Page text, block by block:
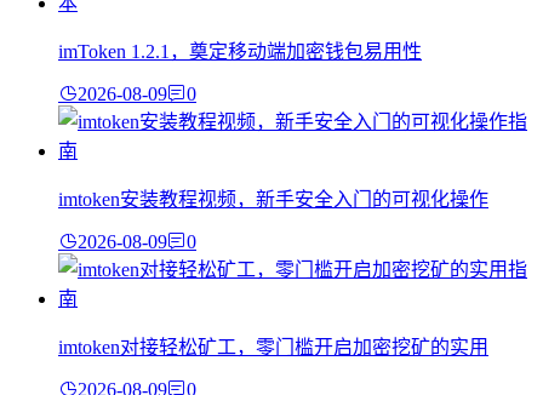
imToken 1.2.1，奠定移动端加密钱包易用性
2026-08-09 0
imtoken安装教程视频，新手安全入门的可视化操作
2026-08-09 0
imtoken对接轻松矿工，零门槛开启加密挖矿的实用
2026-08-09 0